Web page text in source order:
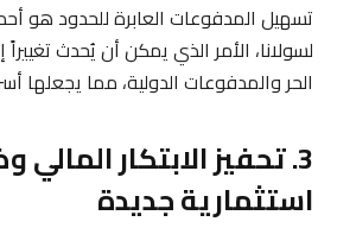
تسهيل المدفوعات العابرة للحدود هو
لسولانا، الأمر الذي يمكن أن يُحدث
الحر والمدفوعات الدولية، مما يجعلها
3. تحفيز الابتكار
استثمارية جديدة